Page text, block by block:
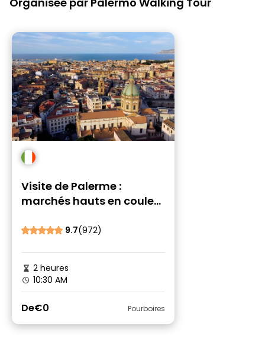
Visite de Palerme :
marchés hauts en couleur
exceptionnels
9.7(972)
2 heures
10:30 AM
De€0 Pourboires